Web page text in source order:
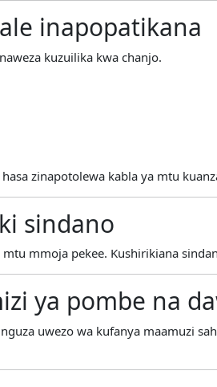
inapopatikana
kuzuilika kwa chanjo.
zinapotolewa kabla ya mtu
sindano
mmoja pekee. Kushirikiana
ya pombe na
uwezo wa kufanya maamuzi